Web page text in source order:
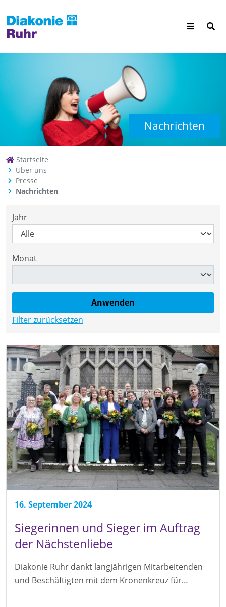
Nachrichten
Startseite
Über uns
Presse
Nachrichten
Jahr
Monat
Filter zurücksetzen
16. September 2024
Siegerinnen und Sieger im Auftrag
der Nächstenliebe
Diakonie Ruhr dankt langjährigen Mitarbeitenden
und Beschäftigten mit dem Kronenkreuz für…